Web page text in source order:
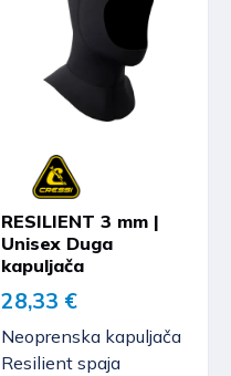
RESILIENT 3 mm |
Unisex Duga
kapuljača
28,33 €
Neoprenska kapuljača
Resilient spaja